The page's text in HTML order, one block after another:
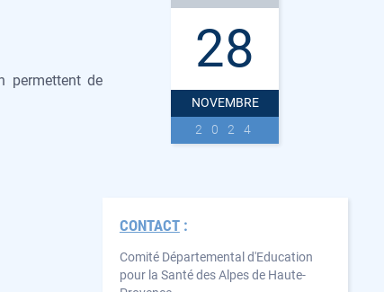
permettent de
28
NOVEMBRE
2024
CONTACT:
Comité Départemental d'Education
pour la Santé des Alpes de Haute-